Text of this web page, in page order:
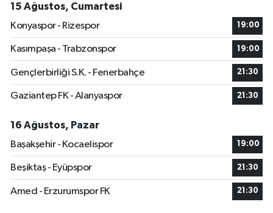
15 Ağustos, Cumartesi
Konyaspor - Rizespor
19:00
Kasımpaşa - Trabzonspor 19:00
Gençlerbirliği S.K. - Fenerbahçe 21:30
Gaziantep FK - Alanyaspor 21:30
16 Ağustos, Pazar
Başakşehir - Kocaelispor
19:00
Beşiktaş - Eyüpspor 21:30
Amed - Erzurumspor FK 21:30